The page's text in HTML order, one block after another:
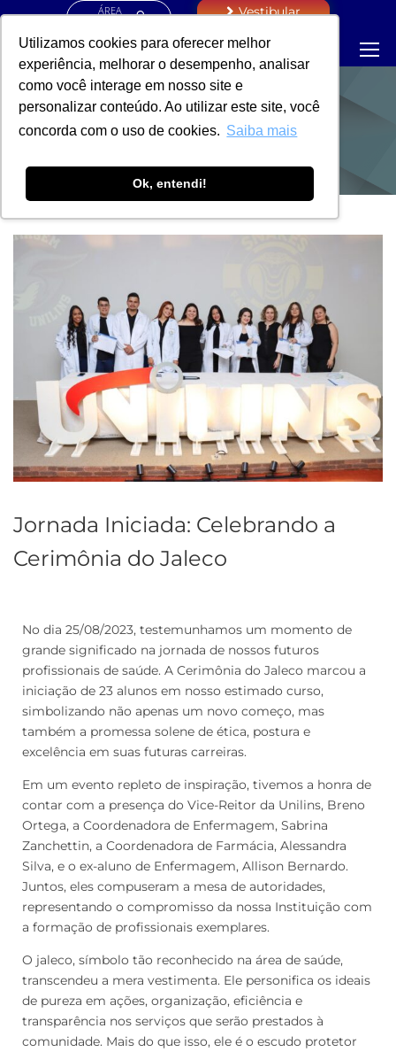
Utilizamos cookies para oferecer melhor
experiência, melhorar o desempenho, analisar
como você interage em nosso site e
personalizar conteúdo. Ao utilizar este site, você
concorda com o uso de cookies. Saiba mais
Ok, entendi!
ÁREA
Vestibular
NOTÍCIAS
Jornada Iniciada: Celebrando a
Cerimônia do Jaleco
No dia 25/08/2023, testemunhamos um momento de
grande significado na jornada de nossos futuros
profissionais de saúde. A Cerimônia do Jaleco marcou a
iniciação de 23 alunos em nosso estimado curso,
simbolizando não apenas um novo começo, mas
também a promessa solene de ética, postura e
excelência em suas futuras carreiras.
Em um evento repleto de inspiração, tivemos a honra de
contar com a presença do Vice-Reitor da Unilins, Breno
Ortega, a Coordenadora de Enfermagem, Sabrina
Zanchettin, a Coordenadora de Farmácia, Alessandra
Silva, e o ex-aluno de Enfermagem, Allison Bernardo.
Juntos, eles compuseram a mesa de autoridades,
representando o compromisso da nossa Instituição com
a formação de profissionais exemplares.
O jaleco, símbolo tão reconhecido na área de saúde,
transcendeu a mera vestimenta. Ele personifica os ideais
de pureza em ações, organização, eficiência e
transparência nos serviços que serão prestados à
comunidade. Mais do que isso, ele é o escudo protetor